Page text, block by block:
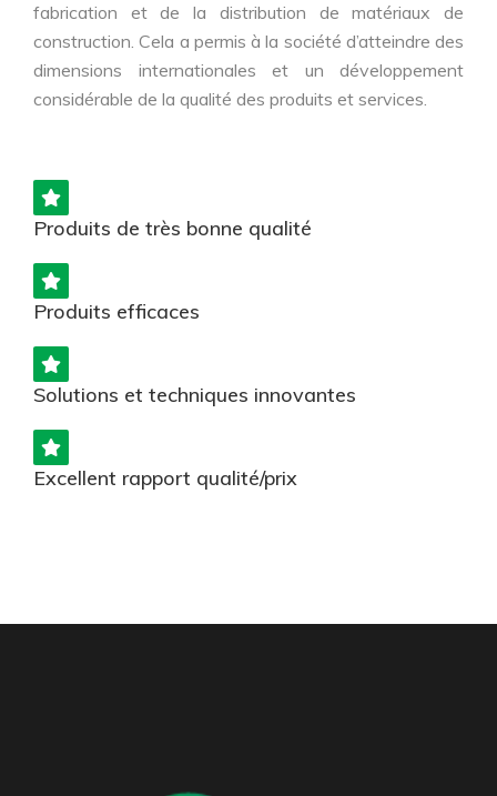
fabrication et de la distribution de matériaux de
construction. Cela a permis à la société d’atteindre des
dimensions internationales et un développement
considérable de la qualité des produits et services.
Produits de très bonne qualité
Produits efficaces
Solutions et techniques innovantes
Excellent rapport qualité/prix